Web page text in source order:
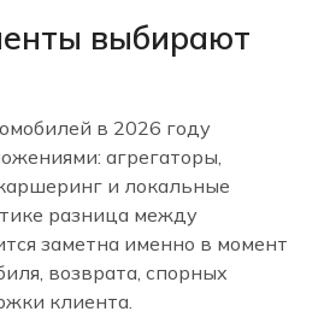
выбирают
в 2026 году
агрегаторы,
и локальные
разница между
заметна именно в момент
возврата, спорных
клиента.